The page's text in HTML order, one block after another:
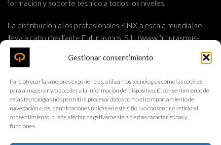
Gestionar consentimiento
Para ofrecer las mejores experiencias, utilizamos tecnologías como las cookies
para almacenar y/o acceder a la información del dispositivo. El consentimiento de
estas tecnologías nos permitirá procesar datos como el comportamiento de
navegación o las identificaciones únicas en este sitio. No consentir o retirar el
consentimiento, puede afectar negativamente a ciertas características y
funciones.
formación y soporte técnico a todos los niveles.
La distribución a los profesionales KNX a escala mundial se
lleva a cabo mediante Futurasmus, S.L. (www.futurasmus-
knxgroup.es
Calle Nit 1, bloque 9, local 2
ES-03110 Mutxamel
Alicante · España